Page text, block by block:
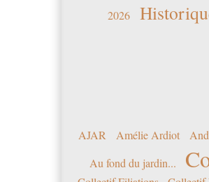
2026
AJAR Amélie Ardiot
Au fond du jardin...